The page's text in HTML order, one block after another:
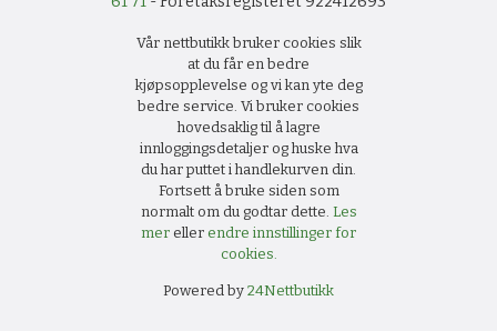
Vår nettbutikk bruker cookies slik
at du får en bedre
kjøpsopplevelse og vi kan yte deg
bedre service. Vi bruker cookies
hovedsaklig til å lagre
innloggingsdetaljer og huske hva
du har puttet i handlekurven din.
Fortsett å bruke siden som
normalt om du godtar dette. Les
mer eller endre innstillinger for
cookies.
Powered by 24Nettbutikk